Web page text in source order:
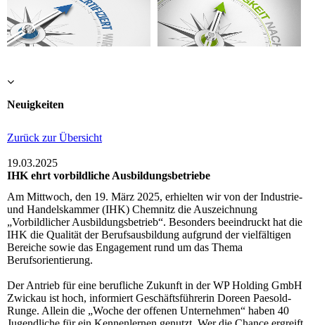
Neuigkeiten
Zurück zur Übersicht
19.03.2025
IHK ehrt vorbildliche Ausbildungsbetriebe
Am Mittwoch, den 19. März 2025, erhielten wir von der Industrie-
und Handelskammer (IHK) Chemnitz die Auszeichnung
„Vorbildlicher Ausbildungsbetrieb“. Besonders beeindruckt hat die
IHK die Qualität der Berufsausbildung aufgrund der vielfältigen
Bereiche sowie das Engagement rund um das Thema
Berufsorientierung.
Der Antrieb für eine berufliche Zukunft in der WP Holding GmbH
Zwickau ist hoch, informiert Geschäftsführerin Doreen Paesold-
Runge. Allein die „Woche der offenen Unternehmen“ haben 40